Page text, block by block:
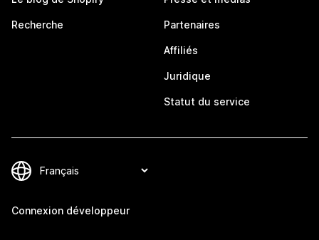
Recherche Partenaires
Affiliés
Juridique
Statut du service
Connexion développeur